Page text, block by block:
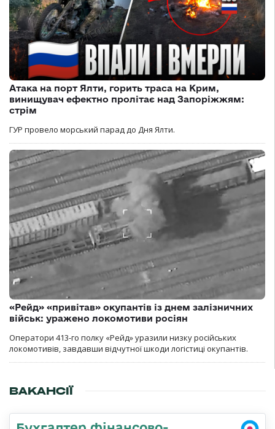
Атака на порт Ялти, горить траса на Крим,
винищувач ефектно пролітає над Запоріжжям:
стрім
ГУР провело морський парад до Дня Ялти.
«Рейд» «привітав» окупантів із днем залізничних
військ: уражено локомотиви росіян
Оператори 413-го полку «Рейд» уразили низку російських
локомотивів, завдавши відчутної шкоди логістиці окупантів.
ВАКАНСІЇ